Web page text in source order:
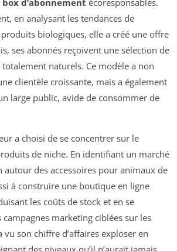
box d’abonnement écoresponsables.
en analysant les tendances de
biologiques, elle a créé une offre
ses abonnés reçoivent une sélection de
naturels. Ce modèle a non
clientèle croissante, mais a également
large public, avide de consommer de
a choisi de se concentrer sur le
de niche. En identifiant un marché
autour des accessoires pour animaux de
à construire une boutique en ligne
les coûts de stock et en se
marketing ciblées sur les
vu son chiffre d’affaires exploser en